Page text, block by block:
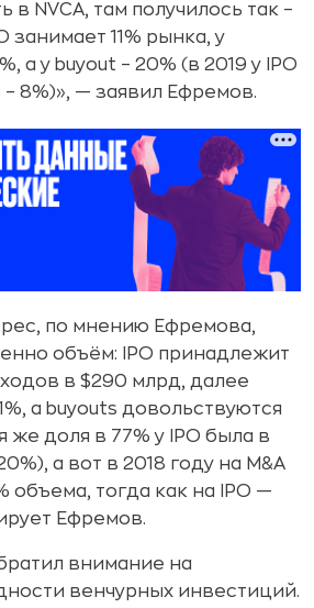
в NVCA, там получилось так –
занимает 11% рынка, у
а у buyout – 20% (в 2019 у IPO
– 8%)», — заявил Ефремов.
по мнению Ефремова,
объём: IPO принадлежит
в $290 млрд, далее
а buyouts довольствуются
же доля в 77% у IPO была в
а вот в 2018 году на M&A
объема, тогда как на IPO —
Ефремов.
внимание на
венчурных инвестиций.